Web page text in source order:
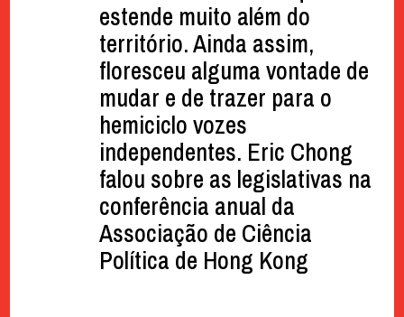
estende muito além do
território. Ainda assim,
floresceu alguma vontade de
mudar e de trazer para o
hemiciclo vozes
independentes. Eric Chong
falou sobre as legislativas na
conferência anual da
Associação de Ciência
Política de Hong Kong